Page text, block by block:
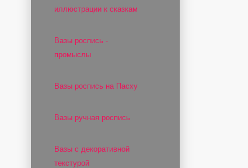
иллюстрации к сказкам
Вазы роспись -
промыслы
Вазы роспись на Пасху
Вазы ручная роспись
Вазы с декоративной
текстурой